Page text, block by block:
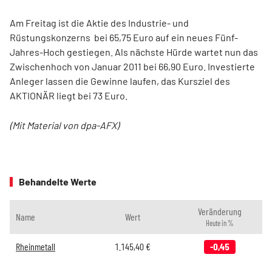
Am Freitag ist die Aktie des Industrie- und
Rüstungskonzerns bei 65,75 Euro auf ein neues Fünf-
Jahres-Hoch gestiegen. Als nächste Hürde wartet nun das
Zwischenhoch von Januar 2011 bei 66,90 Euro. Investierte
Anleger lassen die Gewinne laufen, das Kursziel des
AKTIONÄR liegt bei 73 Euro.
(Mit Material von dpa-AFX)
Behandelte Werte
Name Wert Veränderung
Heute in %
Rheinmetall 1.145,40€ -0,45